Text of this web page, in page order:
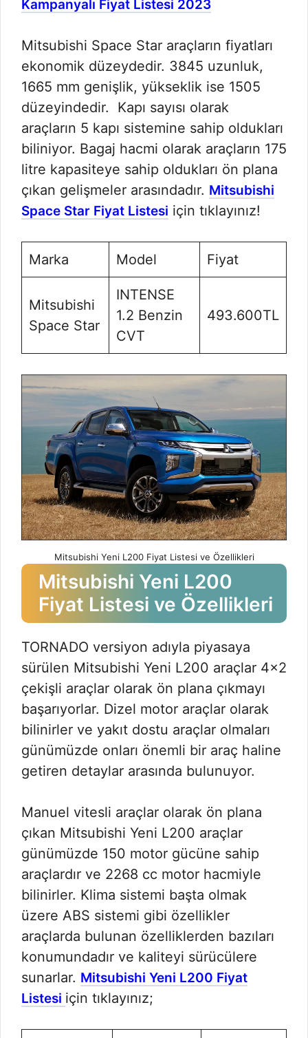
Kampanyalı Fiyat Listesi 2023
Mitsubishi Space Star araçların fiyatları
ekonomik düzeydedir. 3845 uzunluk,
1665 mm genişlik, yükseklik ise 1505
düzeyindedir. Kapı sayısı olarak
araçların 5 kapı sistemine sahip oldukları
biliniyor. Bagaj hacmi olarak araçların 175
litre kapasiteye sahip oldukları ön plana
çıkan gelişmeler arasındadır. Mitsubishi
Space Star Fiyat Listesi için tıklayınız!
Marka Model Fiyat
Mitsubishi
Space Star
INTENSE
1.2 Benzin
CVT
493.600TL
Mitsubishi Yeni L200 Fiyat Listesi ve Özellikleri
Mitsubishi Yeni L200
Fiyat Listesi ve Özellikleri
TORNADO versiyon adıyla piyasaya
sürülen Mitsubishi Yeni L200 araçlar 4×2
çekişli araçlar olarak ön plana çıkmayı
başarıyorlar. Dizel motor araçlar olarak
bilinirler ve yakıt dostu araçlar olmaları
günümüzde onları önemli bir araç haline
getiren detaylar arasında bulunuyor.
Manuel vitesli araçlar olarak ön plana
çıkan Mitsubishi Yeni L200 araçlar
günümüzde 150 motor gücüne sahip
araçlardır ve 2268 cc motor hacmiyle
bilinirler. Klima sistemi başta olmak
üzere ABS sistemi gibi özellikler
araçlarda bulunan özelliklerden bazıları
konumundadır ve kaliteyi sürücülere
sunarlar. Mitsubishi Yeni L200 Fiyat
Listesi için tıklayınız;